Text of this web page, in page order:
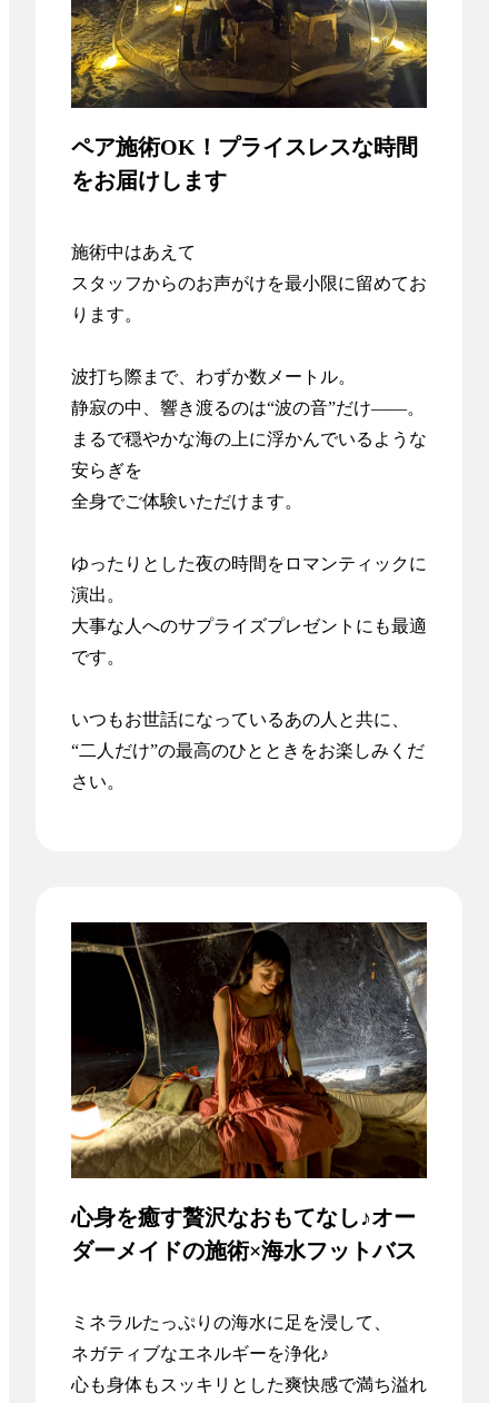
ペア施術OK！プライスレスな時間
をお届けします
施術中はあえて
スタッフからのお声がけを最小限に留めてお
ります。
波打ち際まで、わずか数メートル。
静寂の中、響き渡るのは“波の音”だけ――。
まるで穏やかな海の上に浮かんでいるような
安らぎを
全身でご体験いただけます。
ゆったりとした夜の時間をロマンティックに
演出。
大事な人へのサプライズプレゼントにも最適
です。
いつもお世話になっているあの人と共に、
“二人だけ”の最高のひとときをお楽しみくだ
さい。
心身を癒す贅沢なおもてなし♪オー
ダーメイドの施術×海水フットバス
ミネラルたっぷりの海水に足を浸して、
ネガティブなエネルギーを浄化♪
心も身体もスッキリとした爽快感で満ち溢れ